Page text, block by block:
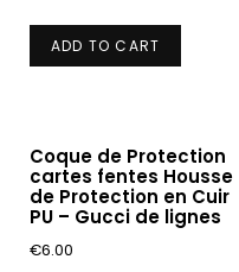
ADD TO CART
Coque de Protection
cartes fentes Housse
de Protection en Cuir
PU – Gucci de lignes
€6.00